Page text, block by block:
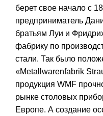
берет свое начало с
предприниматель
братьям Луи и
фабрику по
стали. Так было
«Metallwarenfabrik
продукция WMF
рынке столовых
Европе. А создание